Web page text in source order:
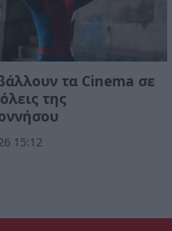
τα Cinema σε
της
15:12